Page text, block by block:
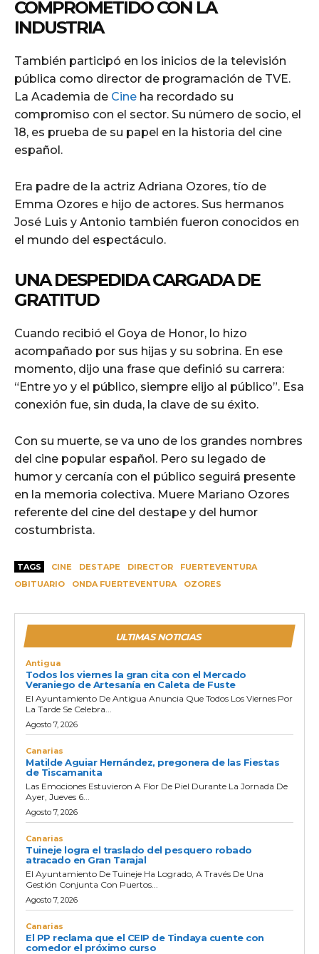
COMPROMETIDO CON LA
INDUSTRIA
También participó en los inicios de la televisión
pública como director de programación de TVE.
La Academia de Cine ha recordado su
compromiso con el sector. Su número de socio, el
18, es prueba de su papel en la historia del cine
español.
Era padre de la actriz Adriana Ozores, tío de
Emma Ozores e hijo de actores. Sus hermanos
José Luis y Antonio también fueron conocidos en
el mundo del espectáculo.
UNA DESPEDIDA CARGADA DE
GRATITUD
Cuando recibió el Goya de Honor, lo hizo
acompañado por sus hijas y su sobrina. En ese
momento, dijo una frase que definió su carrera:
“Entre yo y el público, siempre elijo al público”. Esa
conexión fue, sin duda, la clave de su éxito.
Con su muerte, se va uno de los grandes nombres
del cine popular español. Pero su legado de
humor y cercanía con el público seguirá presente
en la memoria colectiva. Muere Mariano Ozores
referente del cine del destape y del humor
costumbrista.
TAGS CINE DESTAPE DIRECTOR
FUERTEVENTURA
OBITUARIO
ONDA FUERTEVENTURA OZORES
ULTIMAS NOTICIAS
Antigua
Todos los viernes la gran cita con el Mercado
Veraniego de Artesanía en Caleta de Fuste
El Ayuntamiento De Antigua Anuncia Que Todos Los Viernes Por
La Tarde Se Celebra...
Agosto 7, 2026
Canarias
Matilde Aguiar Hernández, pregonera de las Fiestas
de Tiscamanita
Las Emociones Estuvieron A Flor De Piel Durante La Jornada De
Ayer, Jueves 6...
Agosto 7, 2026
Canarias
Tuineje logra el traslado del pesquero robado
atracado en Gran Tarajal
El Ayuntamiento De Tuineje Ha Logrado, A Través De Una
Gestión Conjunta Con Puertos...
Agosto 7, 2026
Canarias
El PP reclama que el CEIP de Tindaya cuente con
comedor el próximo curso